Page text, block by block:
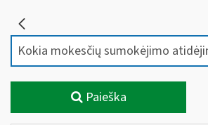
Paieška